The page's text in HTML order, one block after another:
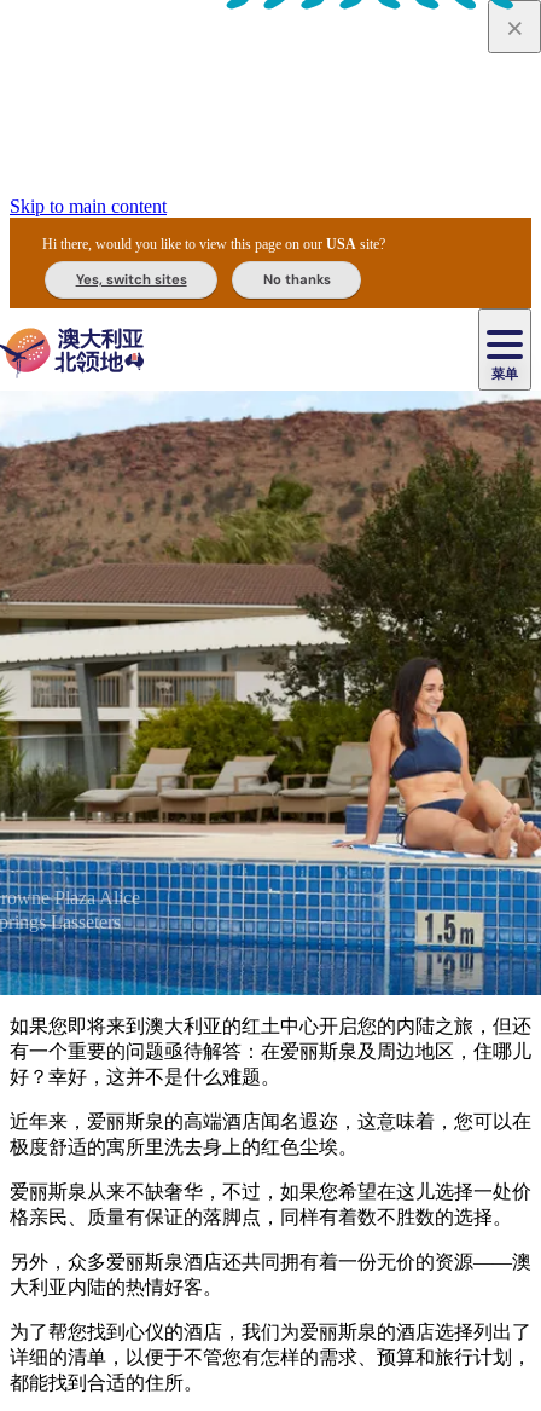
Skip to main content
Hi there, would you like to view this page on ourUSA site?
Yes, switch sites No thanks
菜单
主
导
航
景
点
最
受
欢
迎
目
的
地
内
陆
和
户
外
按
地
区
探
索
达
尔
文
爱
丽
斯
泉
乌
鲁
鲁
卡
卡
杜
国
家
公
园
李
治
菲
特
国
家
公
园
瓦
塔
卡
国
家
公
园
提
维
岛
东
阿
纳
地
马
塔
兰
温
泉
池
尼
特
米
鲁
克
家
公
园
卡
鲁
卡
鲁
/
魔
鬼
理
石
护
区
古
瀑
布
茨
奥
里
查
/
西
克
唐
国
家
公
园
活
动
体
验
旅
行
者
类
型
精
选
榜
单
民
文
化
体
验
美
食
攻
略
节
庆
与
活
动
户
外
和
探
险
自
然
和
野
生
动
植
物
历
史
和
遗
产
鱼
高
端
游
露
营
和
华
野
营
行
灵
感
规
划
您
的
旅
行
规
划
和
预
订
实
用
信
息
规
划
工
具
住
宿
游
陪
同
旅
程
租
车
和
交
通
搜
索:
​爱丽斯泉及周边地区住宿指南
Plaza Alice
Lasseters
如果您即将来到澳大利亚的红土中心开启您的内陆之旅，但还
有一个重要的问题亟待解答：在爱丽斯泉及周边地区，住哪儿
好？幸好，这并不是什么难题。
近年来，爱丽斯泉的高端酒店闻名遐迩，这意味着，您可以在
极度舒适的寓所里洗去身上的红色尘埃。
爱丽斯泉从来不缺奢华，不过，如果您希望在这儿选择一处价
格亲民、质量有保证的落脚点，同样有着数不胜数的选择。
另外，众多爱丽斯泉酒店还共同拥有着一份无价的资源——澳
大利亚内陆的热情好客。
为了帮您找到心仪的酒店，我们为爱丽斯泉的酒店选择列出了
详细的清单，以便于不管您有怎样的需求、预算和旅行计划，
都能找到合适的住所。